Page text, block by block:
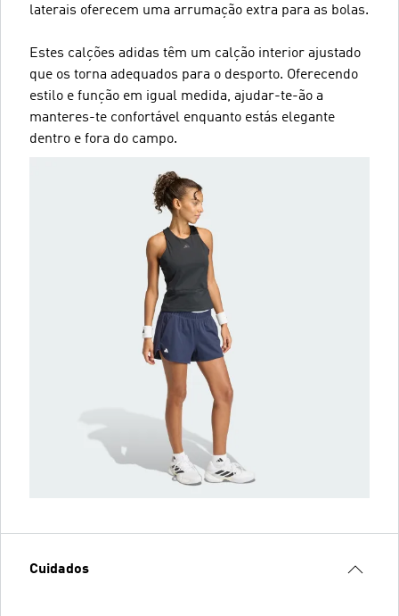
laterais oferecem uma arrumação extra para as bolas.
Estes calções adidas têm um calção interior ajustado
que os torna adequados para o desporto. Oferecendo
estilo e função em igual medida, ajudar-te-ão a
manteres-te confortável enquanto estás elegante
dentro e fora do campo.
Cuidados